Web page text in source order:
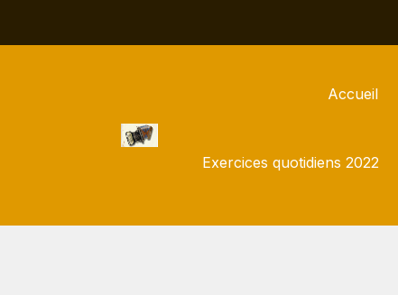
Accueil
Exercices quotidiens 2022